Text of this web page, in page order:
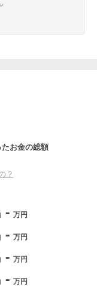
お金の総額
？
- 万円
- 万円
- 万円
- 万円